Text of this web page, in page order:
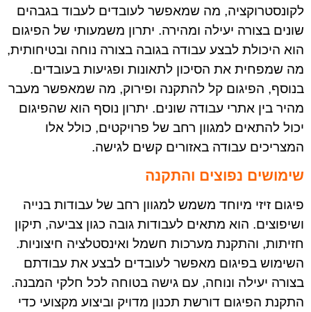
לקונסטרוקציה, מה שמאפשר לעובדים לעבוד בגבהים
שונים בצורה יעילה ומהירה. יתרון משמעותי של הפיגום
הוא היכולת לבצע עבודה בגובה בצורה נוחה ובטיחותית,
מה שמפחית את הסיכון לתאונות ופגיעות בעובדים.
בנוסף, הפיגום קל להתקנה ופירוק, מה שמאפשר מעבר
מהיר בין אתרי עבודה שונים. יתרון נוסף הוא שהפיגום
יכול להתאים למגוון רחב של פרויקטים, כולל אלו
המצריכים עבודה באזורים קשים לגישה.
שימושים נפוצים והתקנה
פיגום זיזי מיוחד משמש למגוון רחב של עבודות בנייה
ושיפוצים. הוא מתאים לעבודות גובה כגון צביעה, תיקון
חזיתות, והתקנת מערכות חשמל ואינסטלציה חיצוניות.
השימוש בפיגום מאפשר לעובדים לבצע את עבודתם
בצורה יעילה ונוחה, עם גישה בטוחה לכל חלקי המבנה.
התקנת הפיגום דורשת תכנון מדויק וביצוע מקצועי כדי